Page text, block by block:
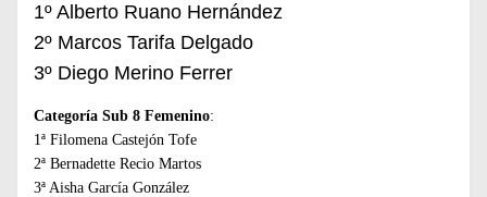
1º Alberto Ruano Hernández
2º Marcos Tarifa Delgado
3º Diego Merino Ferrer
Categoría Sub 8 Femenino:
1ª Filomena Castejón Tofe
2ª Bernadette Recio Martos
3ª Aisha García González